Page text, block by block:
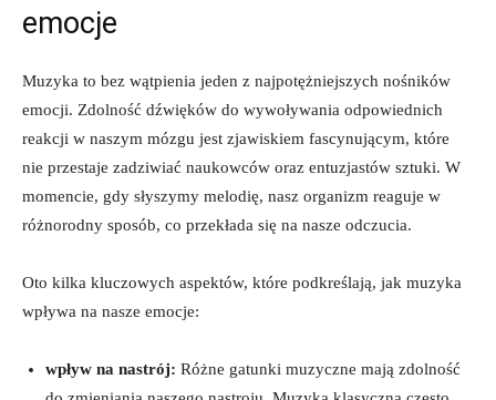
emocje
Muzyka to bez wątpienia jeden z najpotężniejszych nośników
emocji. Zdolność dźwięków do wywoływania odpowiednich
reakcji w naszym mózgu jest zjawiskiem fascynującym, które
nie przestaje zadziwiać naukowców oraz entuzjastów sztuki. W
momencie, gdy słyszymy melodię, nasz organizm reaguje w
różnorodny sposób, co przekłada się na nasze odczucia.
Oto kilka kluczowych aspektów, które podkreślają, jak muzyka
wpływa na nasze emocje:
wpływ na nastrój: Różne gatunki muzyczne mają zdolność